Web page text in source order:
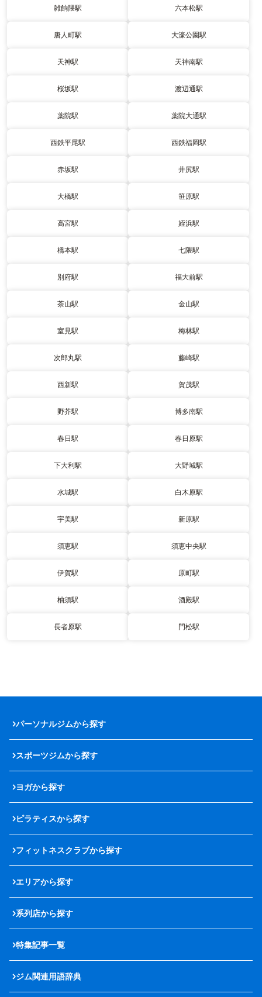
雑餉隈駅 六本松駅
唐人町駅 大濠公園駅
天神駅 天神南駅
桜坂駅 渡辺通駅
薬院駅 薬院大通駅
西鉄平尾駅 西鉄福岡駅
赤坂駅 井尻駅
大橋駅 笹原駅
高宮駅 姪浜駅
橋本駅 七隈駅
別府駅 福大前駅
茶山駅 金山駅
室見駅 梅林駅
次郎丸駅 藤崎駅
西新駅 賀茂駅
野芥駅 博多南駅
春日駅 春日原駅
下大利駅 大野城駅
水城駅 白木原駅
宇美駅 新原駅
須恵駅 須恵中央駅
伊賀駅 原町駅
柚須駅 酒殿駅
長者原駅 門松駅
パーソナルジムから探す
スポーツジムから探す
ヨガから探す
ピラティスから探す
フィットネスクラブから探す
エリアから探す
系列店から探す
特集記事一覧
ジム関連用語辞典